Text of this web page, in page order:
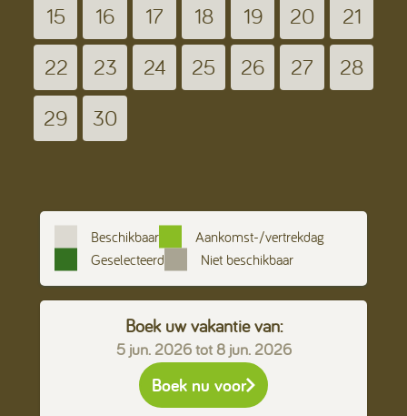
15
16 17 18 19 20
21
22
23 24 25 26 27
28
29
30
Beschikbaar
Aankomst-/vertrekdag
Geselecteerd
Niet beschikbaar
Boek uw vakantie van:
5 jun. 2026tot 8 jun. 2026
Boek nu voor